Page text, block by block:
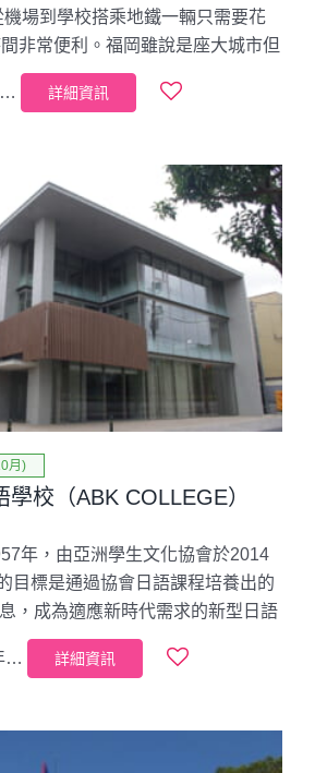
場到學校搭乘地鐵一輛只需要花
非常便利。福岡雖說是座大城市但
… 詳細資訊
月)
校（ABK COLLEGE）
年，由亞洲學生文化協會於2014
目標是通過協會日語課程培養出的
，成為適應新時代需求的新型日語
… 詳細資訊